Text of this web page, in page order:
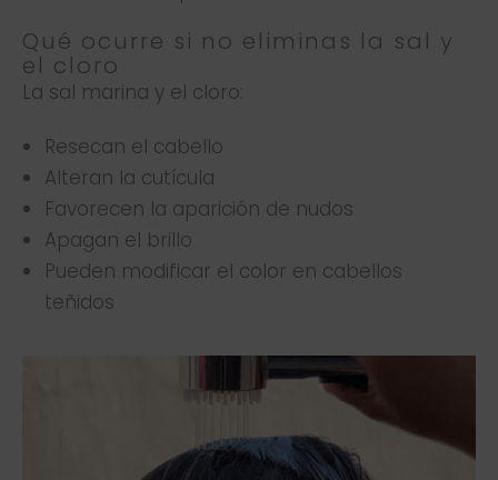
Qué ocurre si no eliminas la sal y
el cloro
La sal marina y el cloro:
Resecan el cabello
Alteran la cutícula
Favorecen la aparición de nudos
Apagan el brillo
Pueden modificar el color en cabellos
teñidos